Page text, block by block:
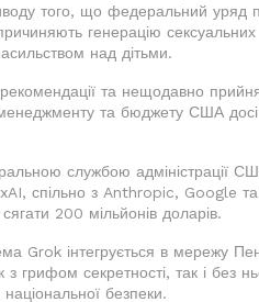
того, що федеральний уряд
генерацію сексуальних
над дітьми.
та нещодавно
та бюджету США
службою адміністрації
спільно з Anthropic, Google
200 мільйонів доларів.
Grok інтегрується в мережу
грифом секретності, так і без
безпеки.